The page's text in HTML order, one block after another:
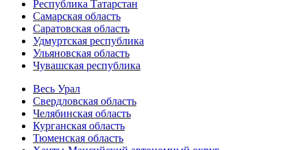
Республика Татарстан
Самарская область
Саратовская область
Удмуртская республика
Ульяновская область
Чувашская республика
Весь Урал
Свердловская область
Челябинская область
Курганская область
Тюменская область